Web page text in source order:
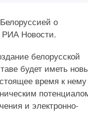
о
РИА Новости.
белорусской
будет иметь
время к нему
и электронно-